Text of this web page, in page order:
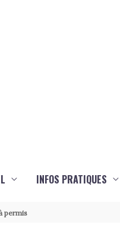
INFOS PRATIQUES
permis